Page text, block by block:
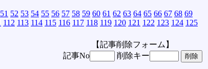
51 52 53 54 55 56 57 58 59 60 61 62 63 64 65 66 67 68 69
112 113 114 115 116 117 118 119 120 121 122 123 124 125
【記事削除フォーム】
記事No
削除キー